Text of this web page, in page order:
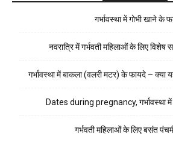
गर्भावस्था में गोभी खाने के
नवरात्रि में गर्भवती महिलाओं के लिए विशेष
गर्भावस्था में बाकला (वलरी मटर) के फायदे – क्या
Dates during pregnancy, गर्भावस्था
गर्भवती महिलाओं के लिए बसंत